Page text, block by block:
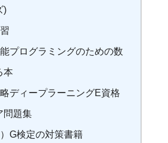
)
プログラミングのための数
本
ディープラーニングE資格
問題集
G検定の対策書籍